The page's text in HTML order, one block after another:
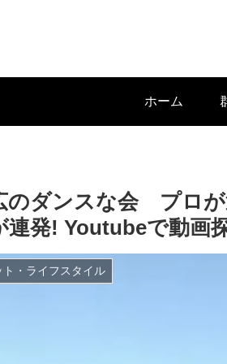
ホーム
のダンスな会 プロ
連発! Youtubeで動画
・ライフスタイル